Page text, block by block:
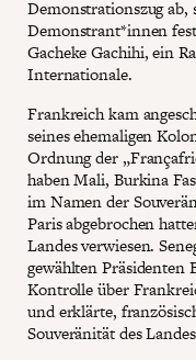
Demonstrationszug ab,
Demonstrant*innen
Gacheke Gachihi, ein
Internationale.
Frankreich kam
seines ehemaligen
Ordnung der
haben Mali, Burkina
im Namen der
Paris abgebrochen
Landes verwiesen.
gewählten Präsidenten
Kontrolle über
und erklärte,
Souveränität des